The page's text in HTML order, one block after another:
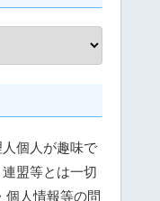
個人が趣味で
盟等とは一切
個人情報等の問